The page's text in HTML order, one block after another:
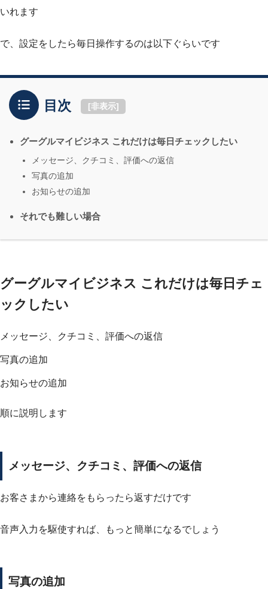
いれます
で、設定をしたら毎日操作するのは以下ぐらいです
目次 [非表示]
グーグルマイビジネス これだけは毎日チェックしたい
メッセージ、クチコミ、評価への返信
写真の追加
お知らせの追加
それでも難しい場合
グーグルマイビジネス これだけは毎日チェ
ックしたい
メッセージ、クチコミ、評価への返信
写真の追加
お知らせの追加
順に説明します
メッセージ、クチコミ、評価への返信
お客さまから連絡をもらったら返すだけです
音声入力を駆使すれば、もっと簡単になるでしょう
写真の追加